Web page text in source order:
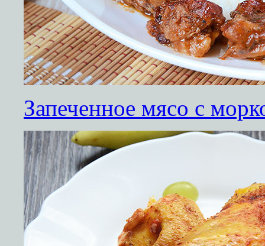
Запеченное мясо с